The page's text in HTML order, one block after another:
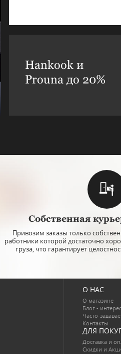
Hankook и
Prouna до 20%
Собственная
Привозим заказы только
работники которой достаточно
груза, что гарантирует
О НАС
О магазине
Блог -
Часто-
Контакты
ДЛЯ
Доставка и
Скидки и